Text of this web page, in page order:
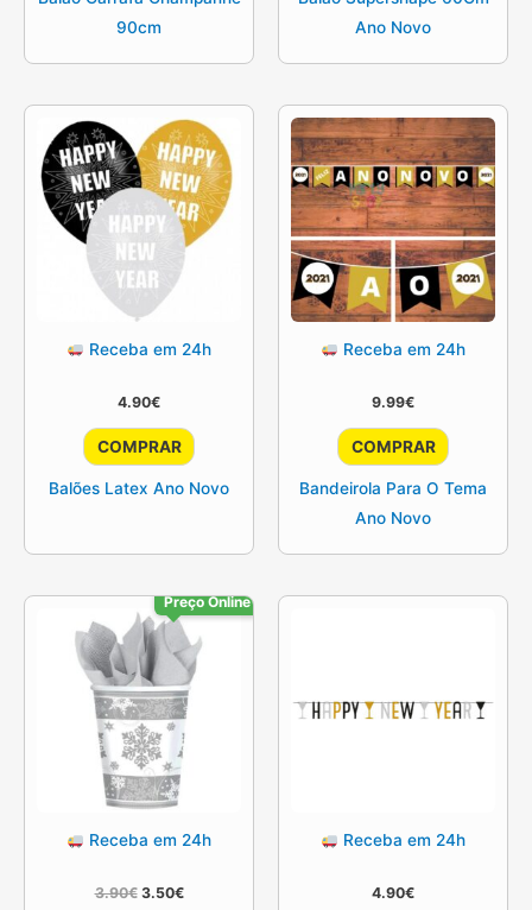
90cm
Ano Novo
Receba em 24h
4.90€
COMPRAR
Balões Latex Ano Novo
Receba em 24h
9.99€
COMPRAR
Bandeirola Para O Tema
Ano Novo
Preço Online
Receba em 24h
3.90€ O
3.50€O
Receba em 24h
4.90€